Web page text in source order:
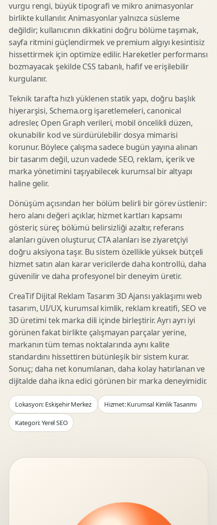
vurgu rengi, büyük tipografi ve mikro animasyonlar
birlikte kullanılır. Animasyonlar yalnızca süsleme
değildir; kullanıcının dikkatini doğru bölüme taşımak,
sayfa ritmini güçlendirmek ve premium algıyı kesintisiz
hissettirmek için optimize edilir. Hareketler performansı
bozmayacak şekilde CSS tabanlı, hafif ve erişilebilir
kurgulanır.
Teknik tarafta hızlı yüklenen statik yapı, doğru başlık
hiyerarşisi, Schema.org işaretlemeleri, canonical
adresler, Open Graph verileri, mobil öncelikli düzen,
okunabilir kod ve sürdürülebilir dosya mimarisi
korunur. Böylece çalışma sadece bugün yayına alınan
bir tasarım değil, uzun vadede SEO, reklam, içerik ve
marka yönetimini taşıyabilecek kurumsal bir altyapı
haline gelir.
Dönüşüm açısından her bölüm belirli bir görev üstlenir:
hero alanı değeri açıklar, hizmet kartları kapsamı
gösterir, süreç bölümü belirsizliği azaltır, referans
alanları güven oluşturur, CTA alanları ise ziyaretçiyi
doğru aksiyona taşır. Bu sistem özellikle yüksek bütçeli
hizmet satın alan karar vericilerde daha kontrollü, daha
güvenilir ve daha profesyonel bir deneyim üretir.
CreaTif Dijital Reklam Tasarım 3D Ajansı yaklaşımı web
tasarım, UI/UX, kurumsal kimlik, reklam kreatifi, SEO ve
3D üretimi tek marka dili içinde birleştirir. Ayrı ayrı iyi
görünen fakat birlikte çalışmayan parçalar yerine,
markanın tüm temas noktalarında aynı kalite
standardını hissettiren bütünleşik bir sistem kurar.
Sonuç; daha net konumlanan, daha kolay hatırlanan ve
dijitalde daha ikna edici görünen bir marka deneyimidir.
Lokasyon: Eskişehir Merkez Hizmet: Kurumsal Kimlik Tasarımı
Kategori: Yerel SEO